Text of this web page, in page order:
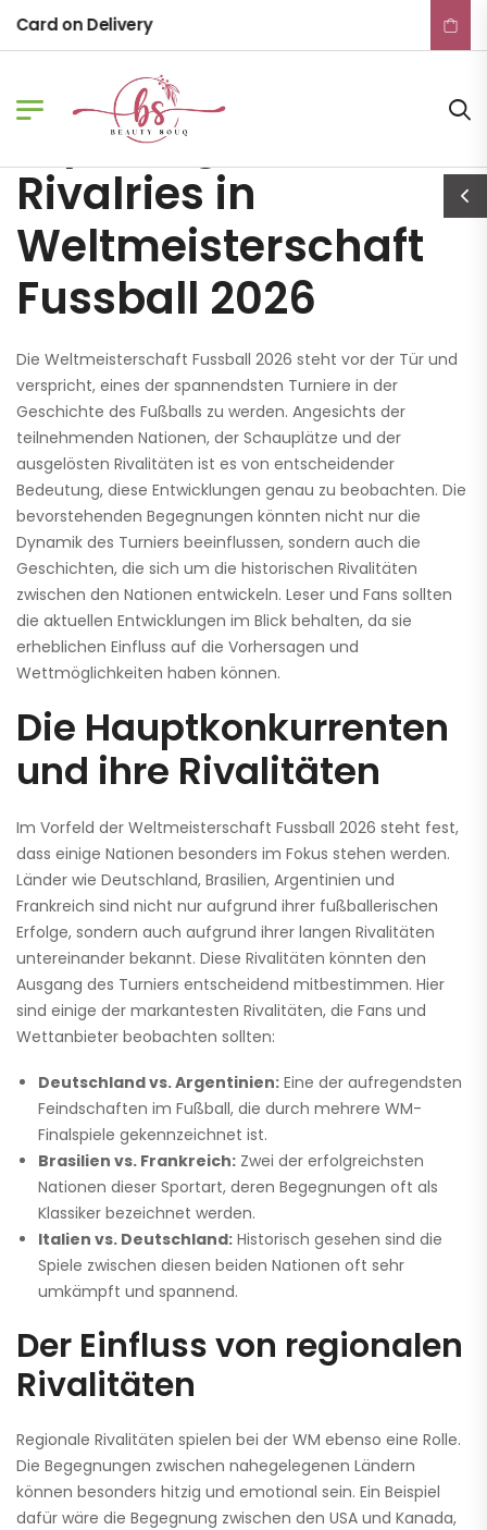
on Delivery
Exploring the Rivalries in
Weltmeisterschaft Fussball 2026
Exploring the
Rivalries in
Weltmeisterschaft
Fussball 2026
Die Weltmeisterschaft Fussball 2026 steht vor der Tür und
verspricht, eines der spannendsten Turniere in der
Geschichte des Fußballs zu werden. Angesichts der
teilnehmenden Nationen, der Schauplätze und der
ausgelösten Rivalitäten ist es von entscheidender
Bedeutung, diese Entwicklungen genau zu beobachten. Die
bevorstehenden Begegnungen könnten nicht nur die
Dynamik des Turniers beeinflussen, sondern auch die
Geschichten, die sich um die historischen Rivalitäten
zwischen den Nationen entwickeln. Leser und Fans sollten
die aktuellen Entwicklungen im Blick behalten, da sie
erheblichen Einfluss auf die Vorhersagen und
Wettmöglichkeiten haben können.
Die Hauptkonkurrenten
und ihre Rivalitäten
Im Vorfeld der Weltmeisterschaft Fussball 2026 steht fest,
dass einige Nationen besonders im Fokus stehen werden.
Länder wie Deutschland, Brasilien, Argentinien und
Frankreich sind nicht nur aufgrund ihrer fußballerischen
Erfolge, sondern auch aufgrund ihrer langen Rivalitäten
untereinander bekannt. Diese Rivalitäten könnten den
Ausgang des Turniers entscheidend mitbestimmen. Hier
sind einige der markantesten Rivalitäten, die Fans und
Wettanbieter beobachten sollten:
Deutschland vs. Argentinien: Eine der aufregendsten
Feindschaften im Fußball, die durch mehrere WM-
Finalspiele gekennzeichnet ist.
Brasilien vs. Frankreich: Zwei der erfolgreichsten
Nationen dieser Sportart, deren Begegnungen oft als
Klassiker bezeichnet werden.
Italien vs. Deutschland: Historisch gesehen sind die
Spiele zwischen diesen beiden Nationen oft sehr
umkämpft und spannend.
Der Einfluss von regionalen
Rivalitäten
Regionale Rivalitäten spielen bei der WM ebenso eine Rolle.
Die Begegnungen zwischen nahegelegenen Ländern
können besonders hitzig und emotional sein. Ein Beispiel
dafür wäre die Begegnung zwischen den USA und Kanada,